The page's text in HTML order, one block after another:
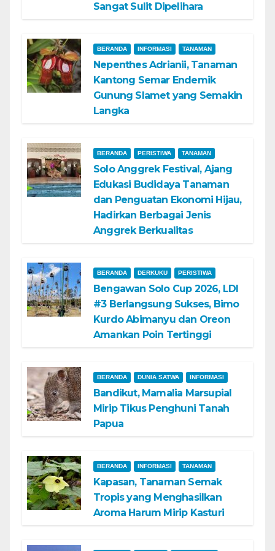
Sangat Sulit Dipelihara
BERANDA INFORMASI TANAMAN
Nepenthes Adrianii, Tanaman
Kantong Semar Endemik
Gunung Slamet yang Semakin
Langka
BERANDA PERISTIWA TANAMAN
Solo Anggrek Festival, Ajang
Edukasi Budidaya Tanaman
dan Penguatan Ekonomi Hijau,
Hadirkan Berbagai Jenis
Anggrek Berkualitas
BERANDA DERKUKU PERISTIWA
Bengawan Solo Cup 2026, LDI
#3 Berlangsung Sukses, Bimo
Kurdo Abimanyu dan Oreon
Amankan Poin Tertinggi
BERANDA DUNIA SATWA INFORMASI
Bandikut, Mamalia Marsupial
Mirip Tikus Penghuni Tanah
Papua
BERANDA INFORMASI TANAMAN
Kapasan, Tanaman Semak
Tropis yang Menghasilkan
Aroma Harum Mirip Kasturi